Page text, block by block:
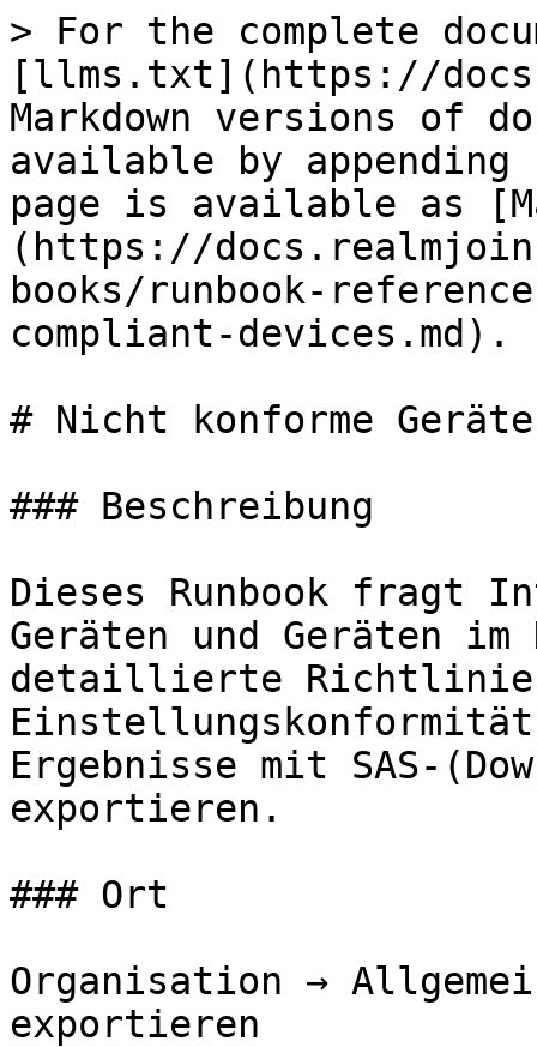
> For the complete
[llms.txt](https://
Markdown versions of
available by
page is available as
(https://
books/runbook-
compliant-devices.md).
# Nicht konforme
### Beschreibung
Dieses Runbook fragt
Geräten und Geräten
detaillierte
Ergebnisse mit SAS-
exportieren.
### Ort
Organisation →
exportieren